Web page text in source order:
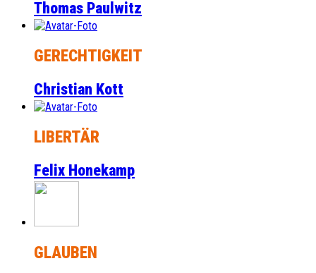
Thomas Paulwitz
GERECHTIGKEIT
Christian Kott
LIBERTÄR
Felix Honekamp
GLAUBEN